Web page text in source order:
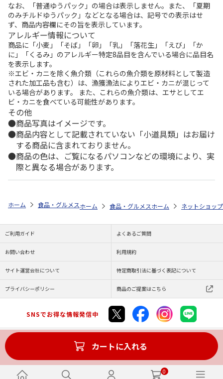
0
なお、「普通ゆうパック」の場合は表示しません。また、「夏期
のみチルドゆうパック」などとなる場合は、記号での表示はせ
ず、商品内容欄にその旨を表示しています。
アレルギー情報について
商品に「小麦」「そば」「卵」「乳」「落花生」「えび」「か
に」「くるみ」のアレルギー特定8品目を含んでいる場合に品目名
を表示します。
※エビ・カニを除く魚介類（これらの魚介類を原材料として製造
された加工品も含む）は、漁獲漁法によりエビ・カニが混じって
いる場合があります。 また、これらの魚介類は、エサとしてエ
ビ・カニを食べている可能性があります。
その他
商品写真はイメージです。
商品内容として記載されていない「小道具類」はお届け
する商品に含まれておりません。
商品の色は、ご覧になるパソコンなどの環境により、実
際と異なる場合があります。
カートに入れる
ホーム 食品・グルメストア 郵便局のカタログ 全国カレー祭り 第5
ホーム 食品・グルメストア 都道府県から探す
ホーム ネットショップ
ご利用ガイド よくあるご質問
お問い合わせ 利用規約
サイト運営会社について 特定商取引法に基づく表記について
プライバシーポリシー 商品のご提案はこちら
SNSでお得な情報発信中
Copyright (C) JAPAN POST Co.,Ltd. All Rights Reserved.